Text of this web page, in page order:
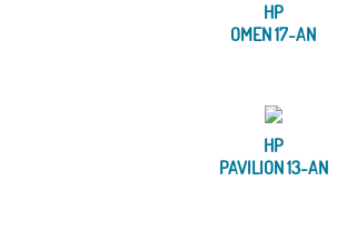
HP
OMEN 17-AN
HP
PAVILION 13-AN